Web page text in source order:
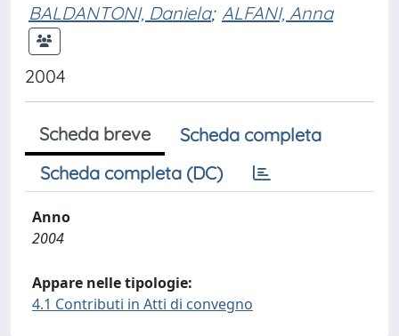
BALDANTONI, Daniela; ALFANI, Anna
2004
Scheda breve
Scheda completa
Scheda completa (DC)
Anno
2004
Appare nelle tipologie:
4.1 Contributi in Atti di convegno